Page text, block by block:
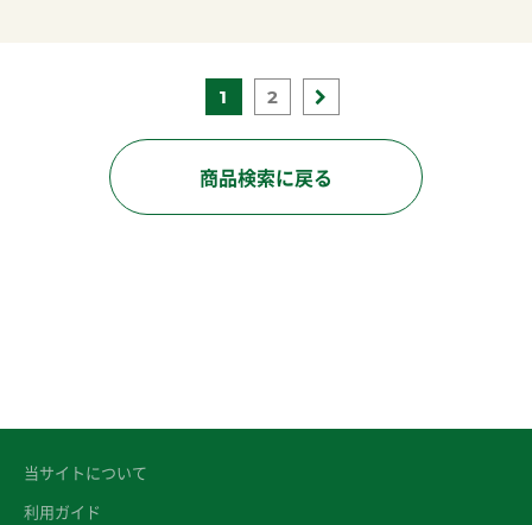
1 2
商品検索に戻る
当サイトについて
利用ガイド